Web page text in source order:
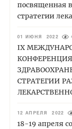
посвященная
стратегии
01 ИЮНЯ 2022
IХ
СТРАТЕГИИ
12 АПРЕЛЯ 2022
18-19 апреля